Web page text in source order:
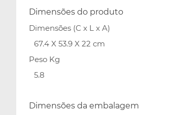
Dimensões do produto
Dimensões (C x L x A)
67.4 X 53.9 X 22 cm
Peso Kg
5.8
Dimensões da embalagem